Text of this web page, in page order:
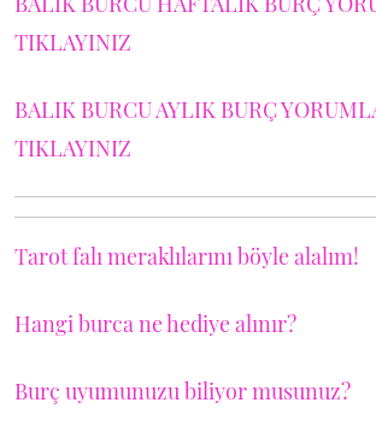
TIKLAYINIZ
BALIK BURCU AYLIK BURÇ
TIKLAYINIZ
Tarot falı meraklılarını böyle alalım!
Hangi burca ne hediye alınır?
Burç uyumunuzu biliyor musunuz?